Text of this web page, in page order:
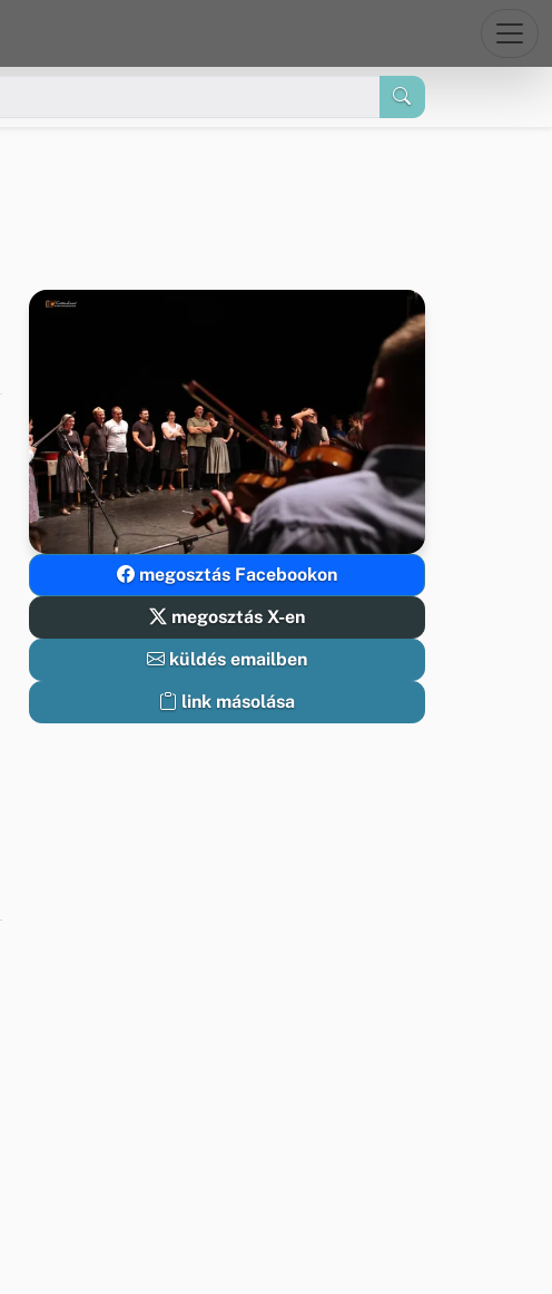
megosztás Facebookon
megosztás X-en
küldés emailben
link másolása